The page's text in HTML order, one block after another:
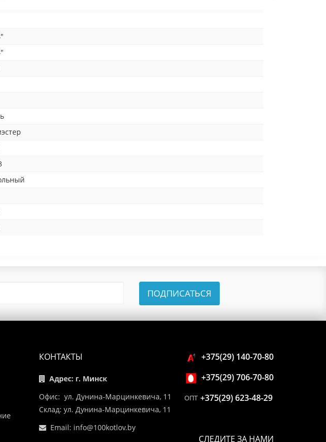
ПОДПИСАТЬСЯ
КОНТАКТЫ
Адрес: г. Минск
Офис: ул. Дунина-Марцинкевича, 11
Склад: ул. Дунина-Марцинкевича, 11
Email: info@100kotlov.by
+375(29) 140-70-80
+375(29) 706-70-80
ОПТ +375(29) 623-48-29
СЛЕДИТЕ ЗА НАМИ